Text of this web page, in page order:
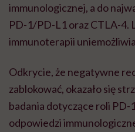
immunologicznej, a do
PD-1/PD-L1 oraz CTLA-4.
immunoterapii
Odkrycie, że negatywne
zablokować, okazało się
badania dotyczące roli PD-
odpowiedzi